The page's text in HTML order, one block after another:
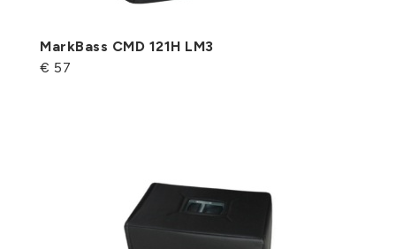
MarkBass CMD 121H LM3
€ 57